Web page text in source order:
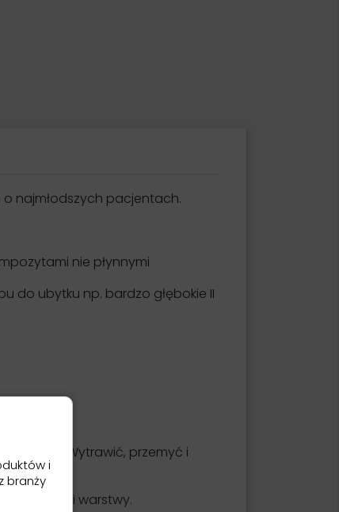
najmłodszych pacjentach.
nie płynnymi
do ubytku np. bardzo głębokie II
ubytku Wytrawić, przemyć i
grubości warstwy.
i
branży